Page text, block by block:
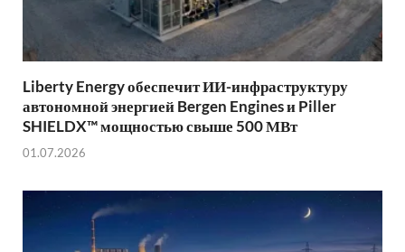
Liberty Energy обеспечит ИИ-инфраструктуру
автономной энергией Bergen Engines и Piller
SHIELDX™ мощностью свыше 500 МВт
01.07.2026